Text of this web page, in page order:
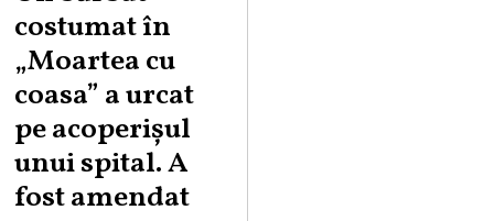
costumat în
„Moartea cu
coasa” a urcat
pe acoperișul
unui spital. A
fost amendat